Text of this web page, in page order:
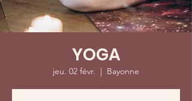
YOGA
jeu. 02 févr.
  |
Bayonne